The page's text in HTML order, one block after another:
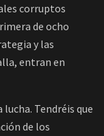
corruptos
de ocho
y las
entran en
Tendréis que
de los